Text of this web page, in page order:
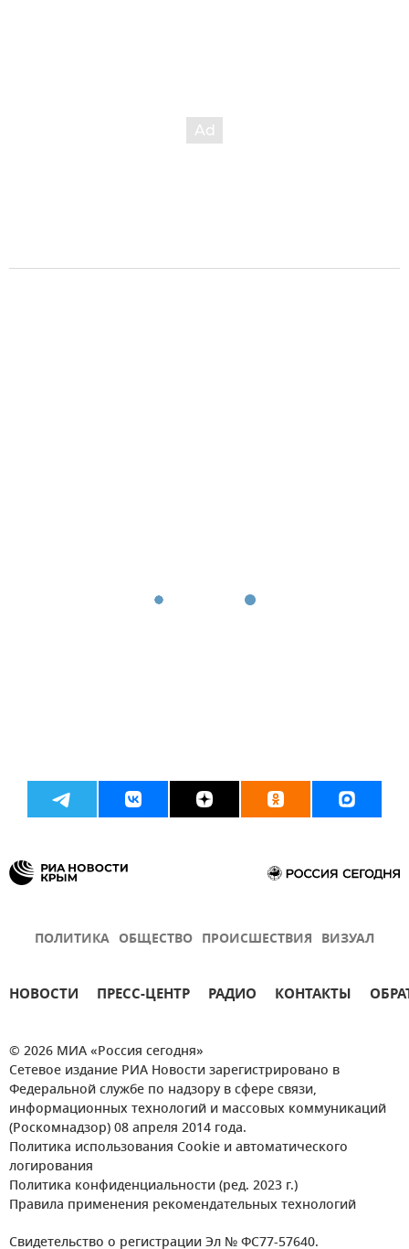
ПОЛИТИКА ОБЩЕСТВО ПРОИСШЕСТВИЯ ВИЗУАЛ
НОВОСТИ ПРЕСС-ЦЕНТР РАДИО КОНТАКТЫ
© 2026 МИА «Россия сегодня»
Сетевое издание РИА Новости зарегистрировано в
Федеральной службе по надзору в сфере связи,
информационных технологий и массовых коммуникаций
(Роскомнадзор) 08 апреля 2014 года.
Политика использования Cookie и автоматического
логирования
Политика конфиденциальности (ред. 2023 г.)
Правила применения рекомендательных технологий
Свидетельство о регистрации Эл № ФС77-57640.